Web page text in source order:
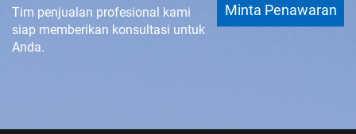
Tim penjualan profesional kami
siap memberikan konsultasi untuk
Anda.
Minta Penawaran